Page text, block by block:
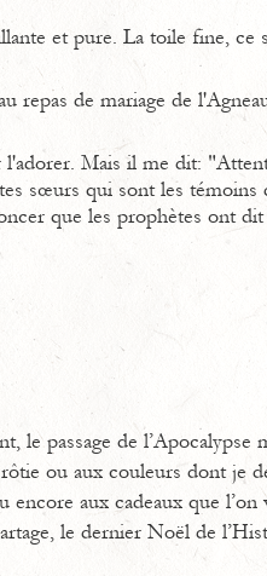
et pure. La toile fine, ce
repas de mariage de
Mais il me dit:
sœurs qui sont les témoins
que les prophètes ont dit
le passage de l’Apocalypse
ou aux couleurs dont je
aux cadeaux que
le dernier Noël de